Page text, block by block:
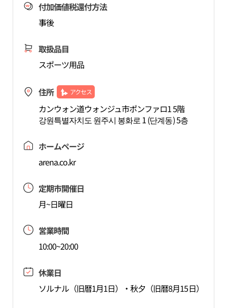
付加価値税還付方法
事後
取扱品目
スポーツ用品
住所 アクセス
カンウォン道ウォンジュ市ポンファロ1 5階
강원특별자치도 원주시 봉화로 1 (단계동) 5층
ホームページ
arena.co.kr
定期市開催日
月~日曜日
営業時間
10:00~20:00
休業日
ソルナル（旧暦1月1日）・秋夕（旧暦8月15日）